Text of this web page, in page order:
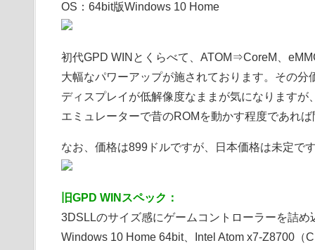
OS：64bit版Windows 10 Home
初代GPD WINとくらべて、ATOM⇒CoreM、
大幅なパワーアップが施されております。その分
ディスプレイが低解像度なままが気になりますが
エミュレーターで昔のROMを動かす程度であれ
なお、価格は899ドルですが、日本価格は未定で
旧GPD WINスペック：
3DSLLのサイズ感にゲームコントローラーを詰
Windows 10 Home 64bit、Intel Atom x7-Z8700（